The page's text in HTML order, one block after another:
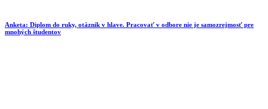
Anketa: Diplom do ruky, otáznik v hlave. Pracovať v odbore nie je samozrejmosť pre
mnohých študentov